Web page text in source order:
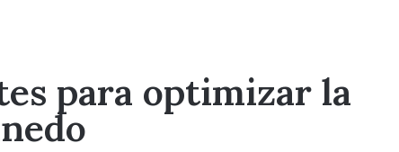
para optimizar la